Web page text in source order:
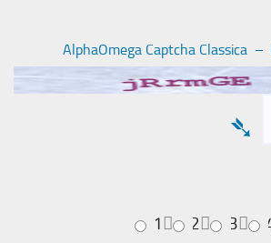
AlphaOmega Captcha Classica
➴
3
2
1